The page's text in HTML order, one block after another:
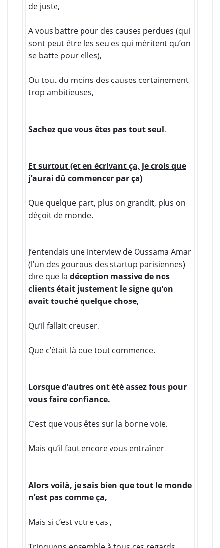
de juste,
A vous battre pour des causes perdues (qui
sont peut être les seules qui méritent qu’on
se batte pour elles),
Ou tout du moins des causes certainement
trop ambitieuses,
Sachez que vous êtes pas tout seul.
Et surtout (et en écrivant ça, je crois que
j’aurai dû commencer par ça)
Que quelque part, plus on grandit, plus on
déçoit de monde.
J’entendais une interview de Oussama Amar
(l’un des gourous des startup parisiennes)
dire que la déception massive de nos
clients était justement le signe qu’on
avait touché quelque chose,
Qu’il fallait creuser,
Que c’était là que tout commence.
Lorsque d’autres ont été assez fous pour
vous faire confiance.
C’est que vous êtes sur la bonne voie.
Mais qu’il faut encore vous entraîner.
Alors voilà, je sais bien que tout le monde
n’est pas comme ça,
Mais si c’est votre cas ,